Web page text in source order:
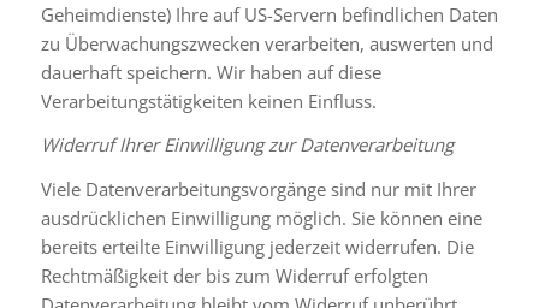
Geheimdienste) Ihre auf US-Servern befindlichen Daten
zu Überwachungszwecken verarbeiten, auswerten und
dauerhaft speichern. Wir haben auf diese
Verarbeitungstätigkeiten keinen Einfluss.
Widerruf Ihrer Einwilligung zur Datenverarbeitung
Viele Datenverarbeitungsvorgänge sind nur mit Ihrer
ausdrücklichen Einwilligung möglich. Sie können eine
bereits erteilte Einwilligung jederzeit widerrufen. Die
Rechtmäßigkeit der bis zum Widerruf erfolgten